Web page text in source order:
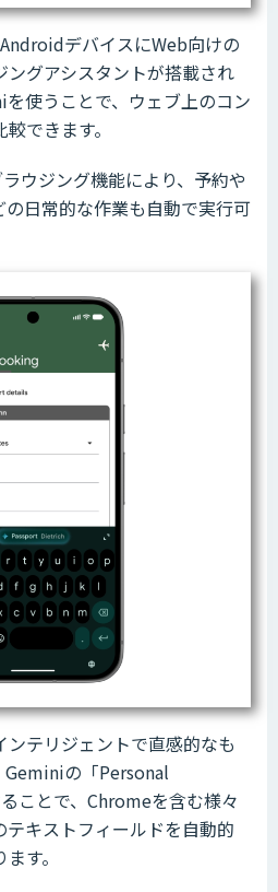
デバイスにWeb向けの
ングアシスタントが搭載され
使うことで、ウェブ上のコン
できます。
ウジング機能により、予約や
日常的な作業も自動で実行可
ンテリジェントで直感的なも
Geminiの「Personal
ことで、Chromeを含む様々
キストフィールドを自動的
す。